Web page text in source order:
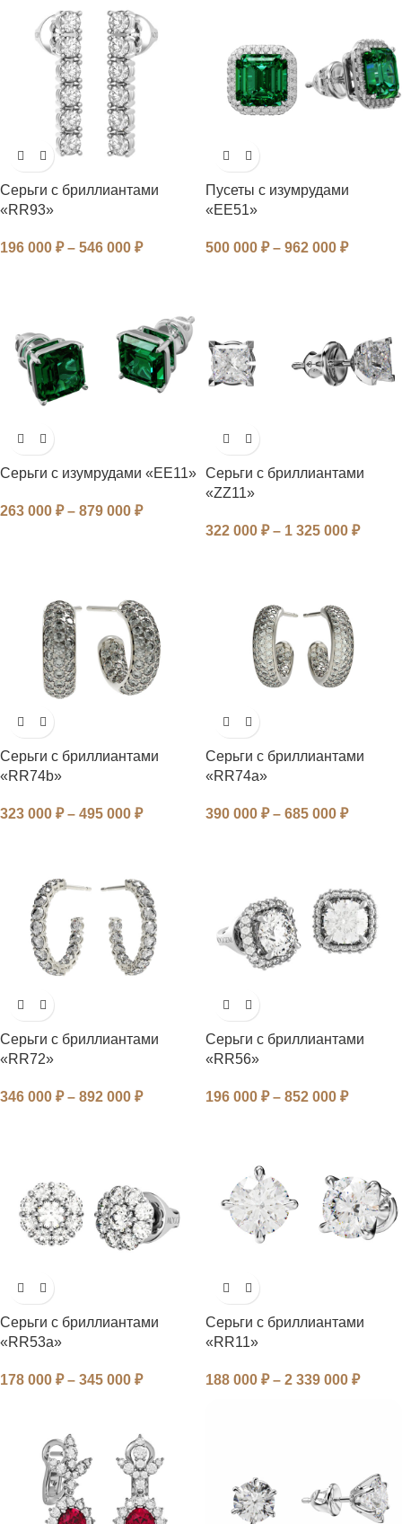
Серьги с бриллиантами
«RR93»
196 000 ₽ – 546 000 ₽
Пусеты с изумрудами
«EE51»
500 000 ₽ – 962 000 ₽
Серьги с изумрудами «EE11»
263 000 ₽ – 879 000 ₽
Серьги с бриллиантами
«ZZ11»
322 000 ₽ – 1 325 000 ₽
Серьги с бриллиантами
«RR74b»
323 000 ₽ – 495 000 ₽
Серьги с бриллиантами
«RR74a»
390 000 ₽ – 685 000 ₽
Серьги с бриллиантами
«RR72»
346 000 ₽ – 892 000 ₽
Серьги с бриллиантами
«RR56»
196 000 ₽ – 852 000 ₽
Серьги с бриллиантами
«RR53a»
178 000 ₽ – 345 000 ₽
Серьги с бриллиантами
«RR11»
188 000 ₽ – 2 339 000 ₽